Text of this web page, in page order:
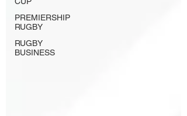
PREMIERSHIP
RUGBY
RUGBY
BUSINESS